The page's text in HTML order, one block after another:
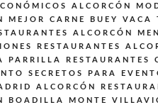
ALCORCÓN
MEJOR CARNE BUEY
ALCORCÓN
RESTAURANTES
PARRILLA
RESTAURANTES
SECRETOS PARA
ALCORCÓN
BOADILLA MONTE